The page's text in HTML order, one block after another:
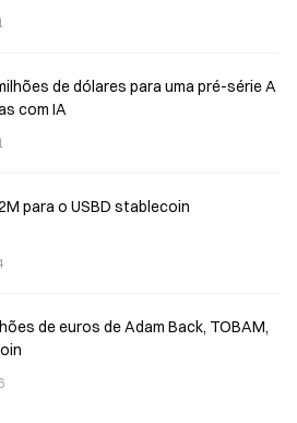
de dólares para uma pré-série A
com IA
de euros de Adam Back, TOBAM,